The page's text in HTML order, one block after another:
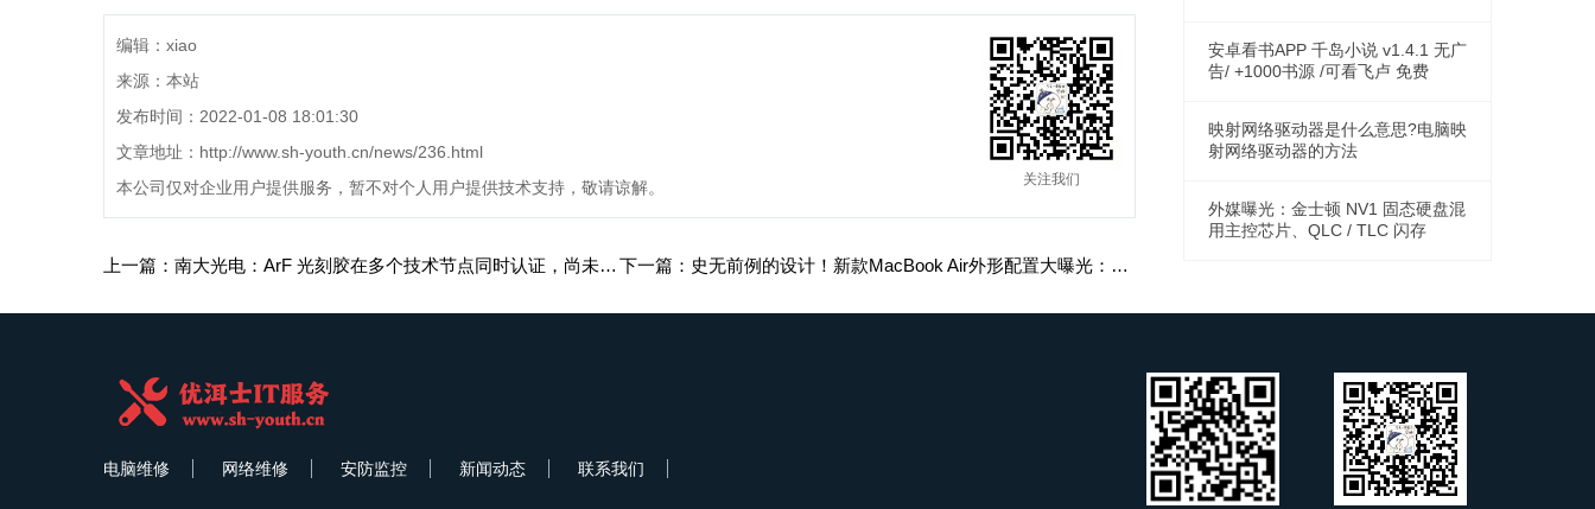
安卓看书APP 千岛小说 v1.4.1 无广
告/ +1000书源 /可看飞卢 免费
映射网络驱动器是什么意思?电脑映
射网络驱动器的方法
外媒曝光：金士顿 NV1 固态硬盘混
用主控芯片、QLC / TLC 闪存
关注我们
编辑：xiao
来源：本站
发布时间：2022-01-08 18:01:30
文章地址： http://www.sh-youth.cn/news/236.html
本公司仅对企业用户提供服务，暂不对个人用户提供技术支持，敬请谅解。
上一篇：南大光电：ArF 光刻胶在多个技术节点同时认证，尚未涉及 14nm 技术节点 下一篇：史无前例的设计！新款MacBook Air外形配置大曝光：白色刘海、8款颜色
电脑维修 网络维修 安防监控 新闻动态 联系我们